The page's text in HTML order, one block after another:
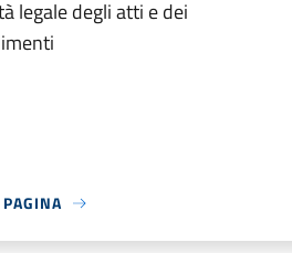
legale degli atti e dei